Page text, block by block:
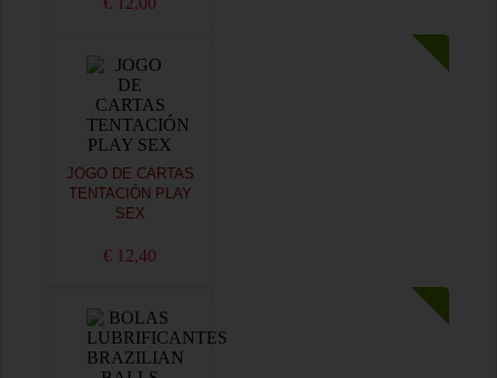
JOGO DE CARTAS
TENTACIÓN PLAY
SEX
€ 12,40